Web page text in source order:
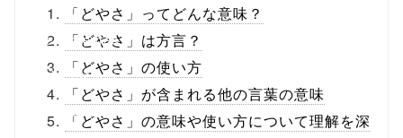
content/themes
/tapbiz_theme/
parts/sns-
「どやさ」ってどんな意味？
「どやさ」は方言？
「どやさ」の使い方
「どやさ」が含まれる他の言葉の意味
「どやさ」の意味や使い方について理解を深